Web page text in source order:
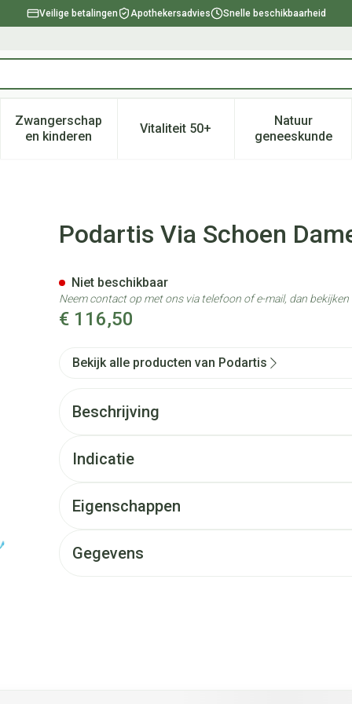
Veilige betalingen Apothekersadvies Snelle beschikbaarheid
verzorging en hygiëne categorie
voor Dieet, voeding en vitamines categorie
Zwangerschap
en kinderenToon submenu voor Zwangerschap en kinderen
Vitaliteit 50+Toon submenu voor Vitaliteit
Natuur
geneeskunde
Toon
40l
Podartis Via Schoen
€ 116,50
Niet beschikbaar
Neem contact op met ons via telefoon of e-mail, dan bekijken
Bekijk alle producten van Podartis
Beschrijving
Indicatie
Eigenschappen
Gegevens